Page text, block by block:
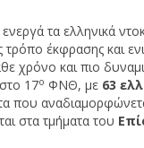
τα ελληνικά
τρόπο έκφρασης και
χρόνο και πιο
17ο ΦΝΘ, με 63
που
στα τμήματα του